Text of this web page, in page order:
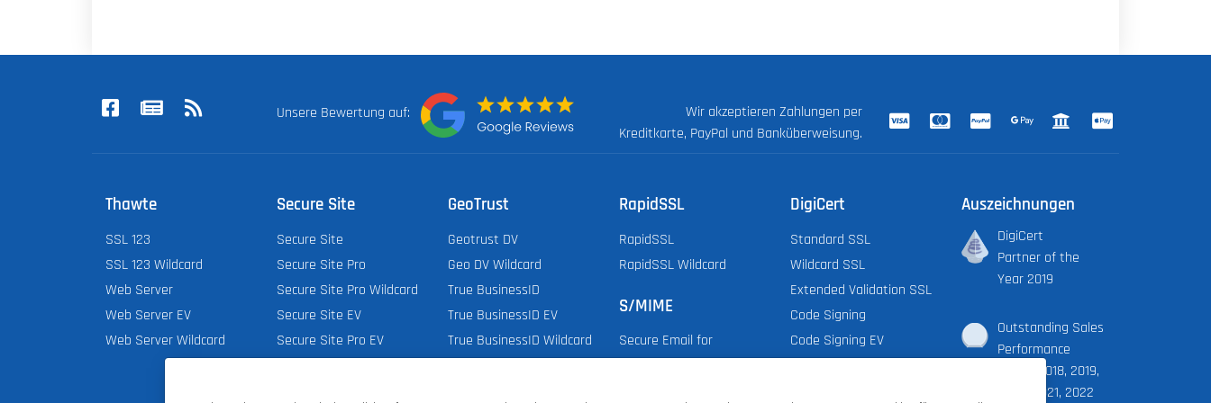
Unsere Bewertung auf:
Wir akzeptieren Zahlungen per
Kreditkarte, PayPal und Banküberweisung.
Thawte
SSL 123
SSL 123 Wildcard
Web Server
Web Server EV
Web Server Wildcard
Secure Site
Secure Site
Secure Site Pro
Secure Site Pro Wildcard
Secure Site EV
Secure Site Pro EV
GeoTrust
Geotrust DV
Geo DV Wildcard
True BusinessID
True BusinessID EV
True BusinessID Wildcard
RapidSSL
RapidSSL
RapidSSL Wildcard
S/MIME
Secure Email for
DigiCert
Standard SSL
Wildcard SSL
Extended Validation SSL
Code Signing
Code Signing EV
Auszeichnungen
DigiCert
Partner of the
Year 2019
Outstanding Sales
Performance
Award 2018, 2019,
2020, 2021, 2022